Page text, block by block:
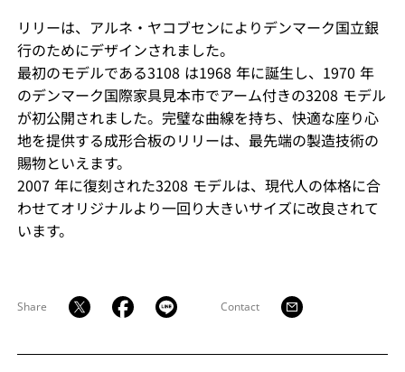
リリーは、アルネ・ヤコブセンによりデンマーク国立銀
行のためにデザインされました。
最初のモデルである3108 は1968 年に誕生し、1970 年
のデンマーク国際家具見本市でアーム付きの3208 モデル
が初公開されました。完璧な曲線を持ち、快適な座り心
地を提供する成形合板のリリーは、最先端の製造技術の
賜物といえます。
2007 年に復刻された3208 モデルは、現代人の体格に合
わせてオリジナルより一回り大きいサイズに改良されて
います。
Share Contact